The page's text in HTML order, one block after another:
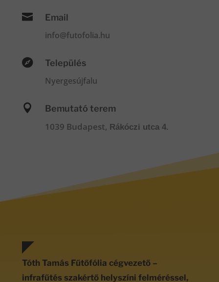
 Email
info@futofolia.hu
 Település
Nyergesújfalu
 Bemutató terem
1039 Budapest, Rákóczi utca 4.
Tóth Tamás Fűtőfólia cégvezető –
infrafűtés szakértő helyszíni felméréssel,